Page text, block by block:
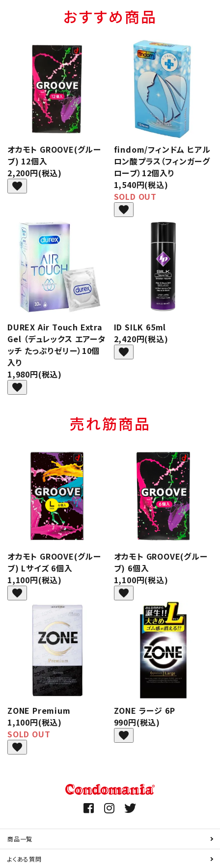
おすすめ商品
オカモト GROOVE(グルー
ブ) 12個入
2,200円(税込)
favorite
findom/フィンドム ヒアル
ロン酸プラス（フィンガーグ
ローブ）12個入り
1,540円(税込)
SOLD OUT
favorite
DUREX Air Touch Extra
Gel （デュレックス エアータ
ッチ たっぷりゼリー）10個
入り
1,980円(税込)
favorite
ID SILK 65ml
2,420円(税込)
favorite
売れ筋商品
オカモト GROOVE(グルー
ブ) Lサイズ 6個入
1,100円(税込)
favorite
オカモト GROOVE(グルー
ブ) 6個入
1,100円(税込)
favorite
ZONE Premium
1,100円(税込)
SOLD OUT
favorite
ZONE ラージ 6P
990円(税込)
favorite
商品一覧
よくある質問